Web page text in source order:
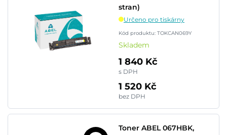
stran)
Určeno pro tiskárny
Kód produktu: TOKCAN069Y
Skladem
1 840 Kč
s DPH
1 520 Kč
bez DPH
Toner ABEL 067HBK,